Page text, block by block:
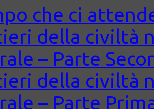
che ci
della civiltà
– Parte
della civiltà
– Parte